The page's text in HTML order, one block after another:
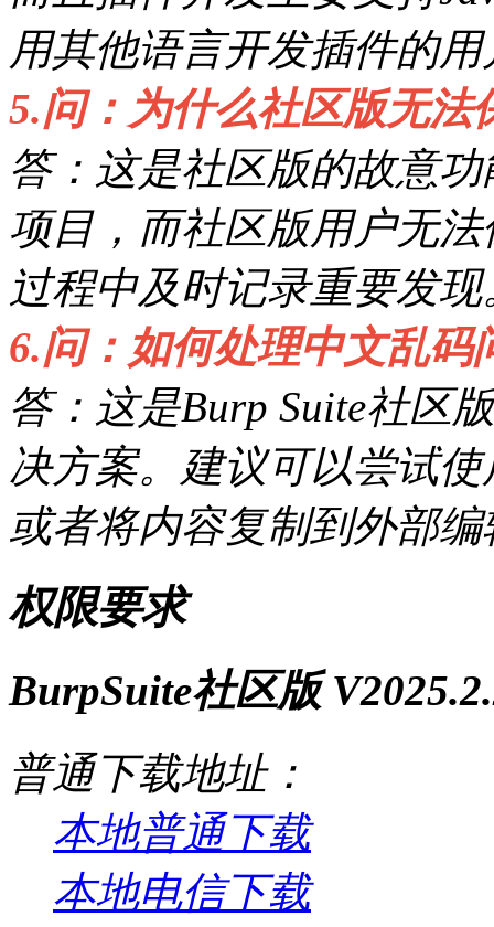
用其他语言开发插件的
5.问：为什么社区版无法
答：这是社区版的故意
项目，而社区版用户无
过程中及时记录重要发现
6.问：如何处理中文乱码
答：这是Burp Suite社区
决方案。建议可以尝试
或者将内容复制到外部
权限要求
BurpSuite社区版
普通下载地址：
本地普通下载
本地电信下载